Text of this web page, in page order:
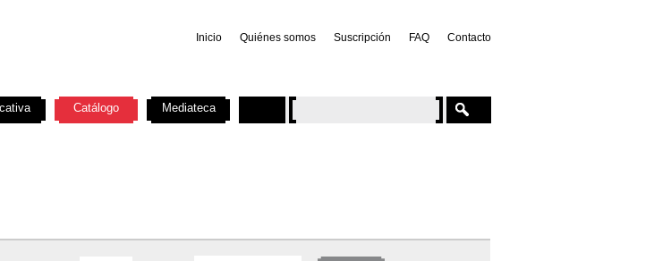
Inicio Quiénes somos Suscripción FAQ Contacto
Catálogo Mediateca